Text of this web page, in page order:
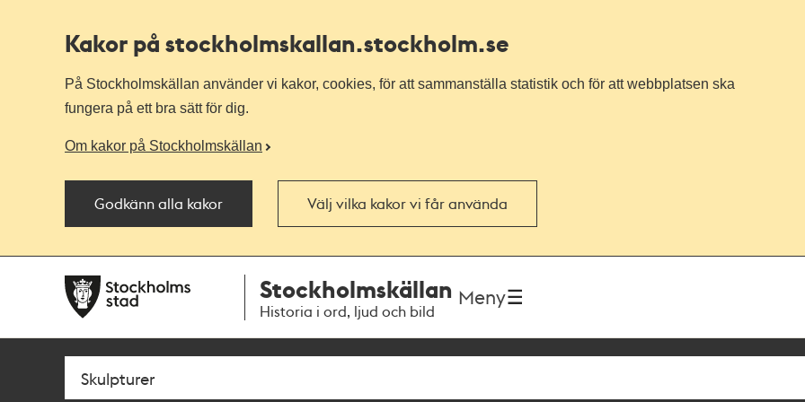
Kakor på stockholmskallan.stockholm.se
På Stockholmskällan använder vi kakor, cookies, för att sammanställa statistik och för att webbplatsen ska
fungera på ett bra sätt för dig.
Om kakor på Stockholmskällan
Godkänn alla kakor Välj vilka kakor vi får använda
navigationen
huvudinnehållet
Stockholmskällan
Historia i ord, ljud och bild
Meny
Sök